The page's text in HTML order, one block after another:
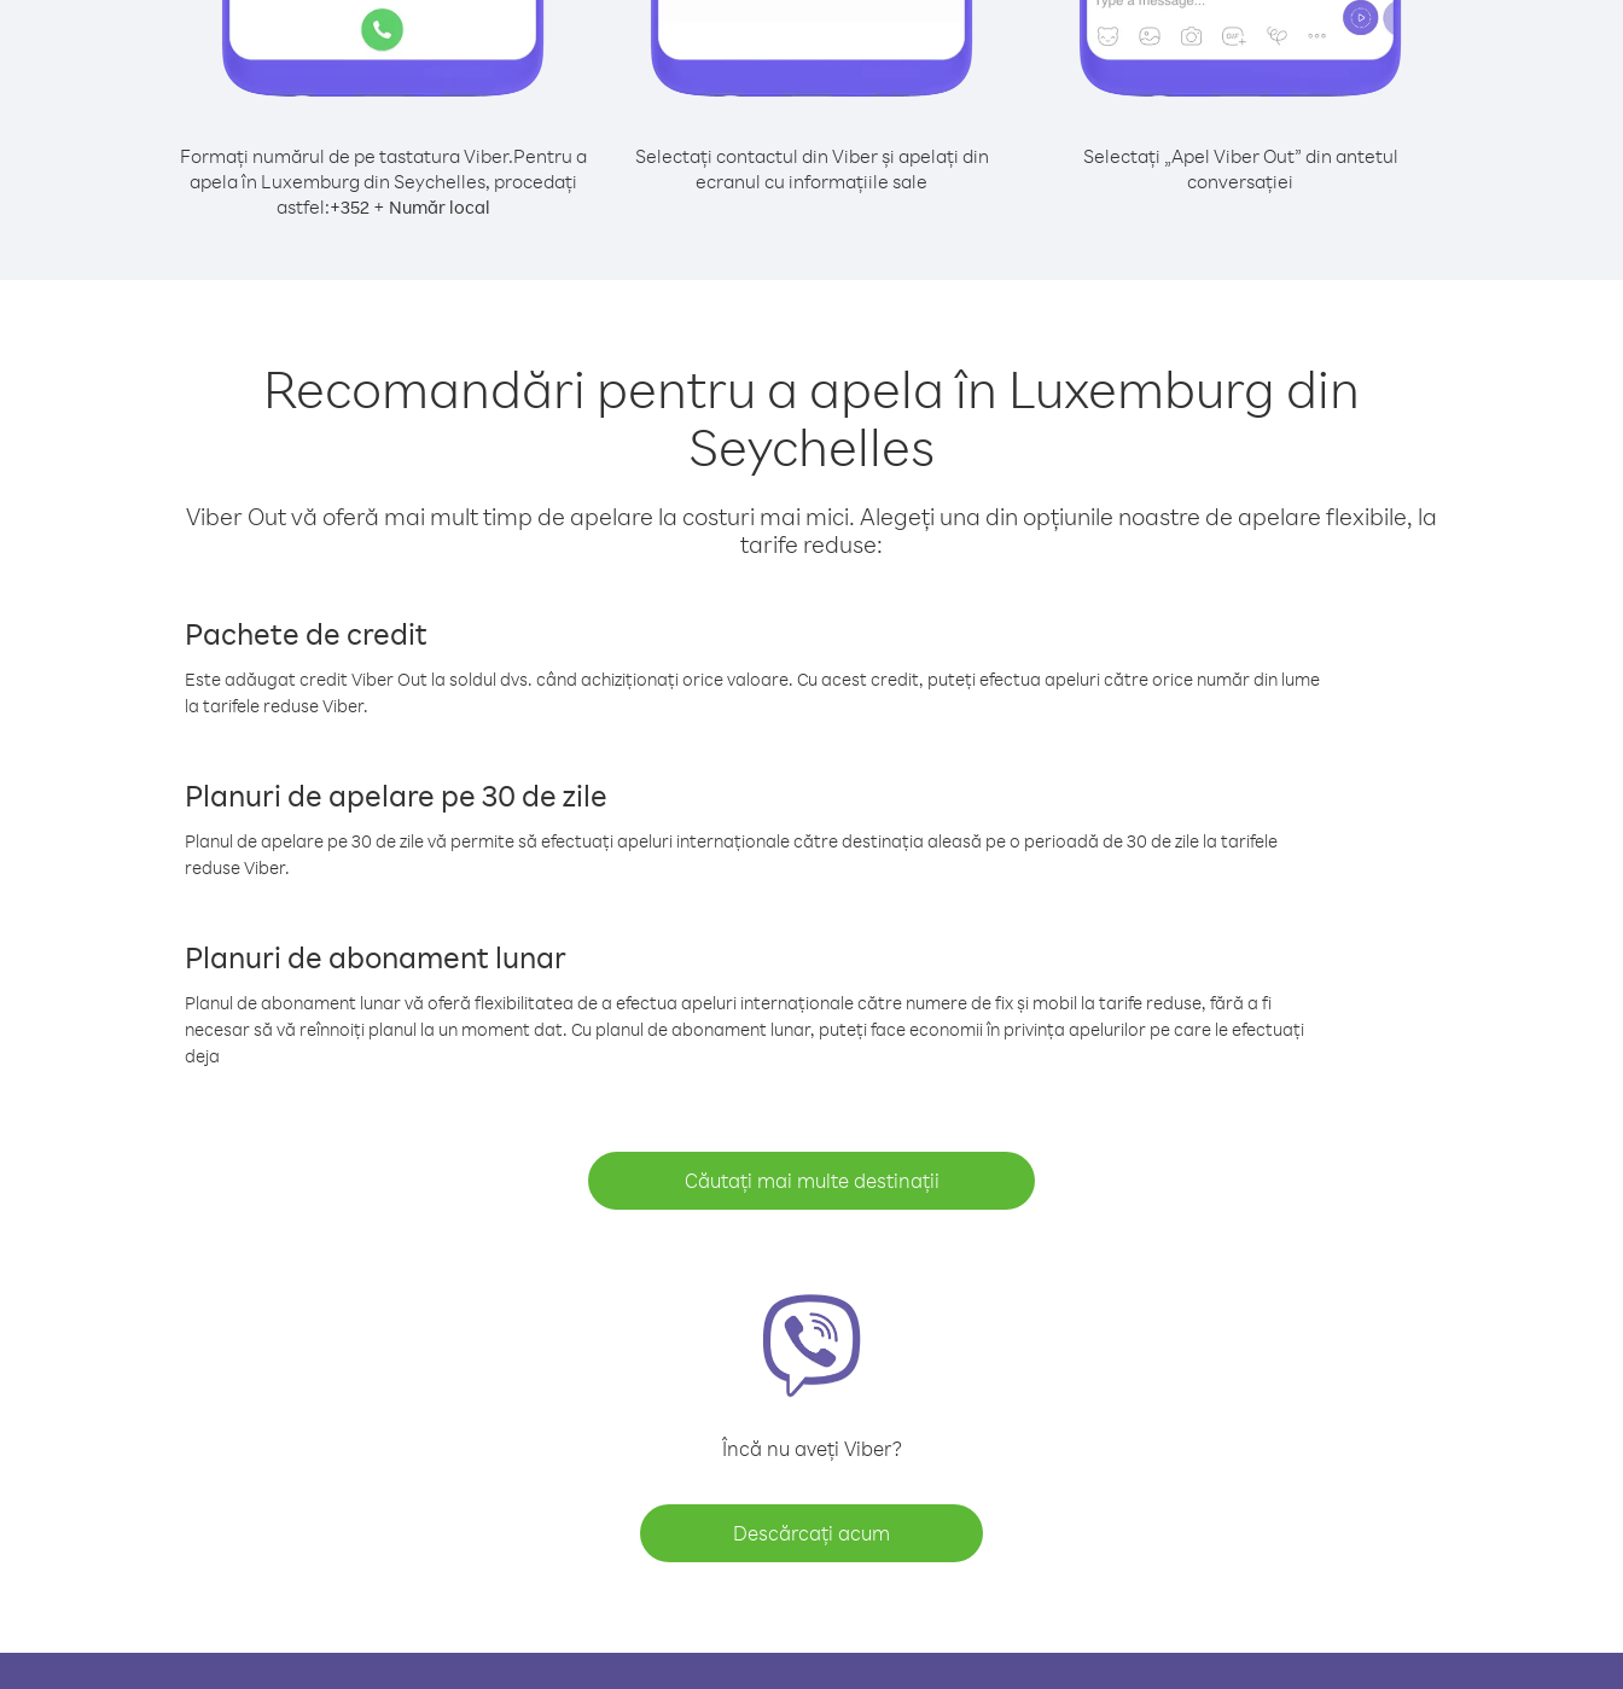
Formați numărul de pe tastatura Viber.Pentru a
apela în Luxemburg din Seychelles, procedați
astfel:+352+ Număr local
Selectați contactul din Viber și apelați din
ecranul cu informațiile sale
Selectați „Apel Viber Out” din antetul
conversației
Recomandări pentru a apela în Luxemburg din
Seychelles
Viber Out vă oferă mai mult timp de apelare la costuri mai mici. Alegeți una din opțiunile noastre de apelare flexibile, la
tarife reduse:
Pachete de credit
Este adăugat credit Viber Out la soldul dvs. când achiziționați orice valoare. Cu acest credit, puteți efectua apeluri către orice număr din lume
la tarifele reduse Viber.
Planuri de apelare pe 30 de zile
Planul de apelare pe 30 de zile vă permite să efectuați apeluri internaționale către destinația aleasă pe o perioadă de 30 de zile la tarifele
reduse Viber.
Planuri de abonament lunar
Planul de abonament lunar vă oferă flexibilitatea de a efectua apeluri internaționale către numere de fix și mobil la tarife reduse, fără a fi
necesar să vă reînnoiți planul la un moment dat. Cu planul de abonament lunar, puteți face economii în privința apelurilor pe care le efectuați
deja
Căutați mai multe destinații
Încă nu aveți Viber?
Descărcați acum